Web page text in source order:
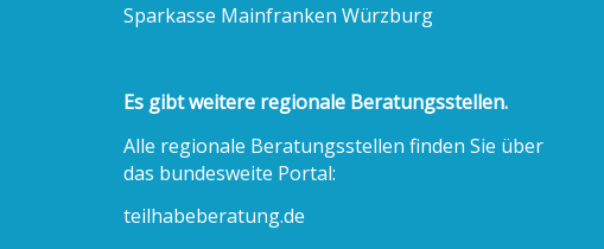
Sparkasse Mainfranken Würzburg
Es gibt weitere regionale Beratungsstellen.
Alle regionale Beratungsstellen finden Sie über
das bundesweite Portal:
teilhabeberatung.de